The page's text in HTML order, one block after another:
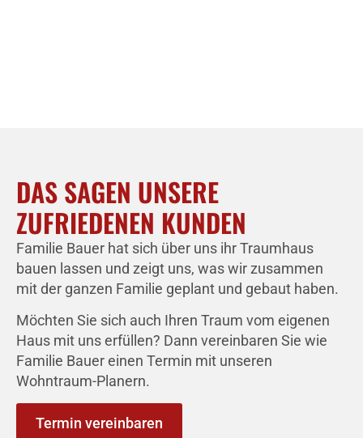
DAS SAGEN UNSERE
ZUFRIEDENEN KUNDEN
Familie Bauer hat sich über uns ihr Traumhaus
bauen lassen und zeigt uns, was wir zusammen
mit der ganzen Familie geplant und gebaut haben.
Möchten Sie sich auch Ihren Traum vom eigenen
Haus mit uns erfüllen? Dann vereinbaren Sie wie
Familie Bauer einen Termin mit unseren
Wohntraum-Planern.
Termin vereinbaren